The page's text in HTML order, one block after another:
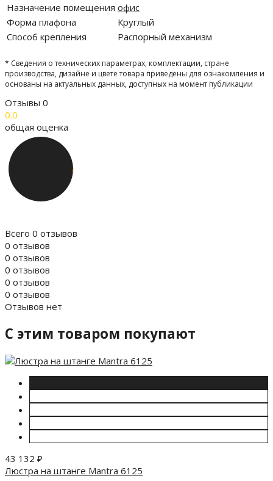
Назначение помещения офис
Форма плафона
Круглый
Способ крепления
Распорный механизм
* Сведения о технических параметрах, комплектации, стране
производства, дизайне и цвете товара приведены для ознакомления и
основаны на актуальных данных, доступных на момент публикации
Отзывы 0
0.0
общая оценка
Всего 0 отзывов
0 отзывов
0 отзывов
0 отзывов
0 отзывов
0 отзывов
Отзывов нет
C этим товаром покупают
43 132 ₽
Люстра на штанге Mantra 6125